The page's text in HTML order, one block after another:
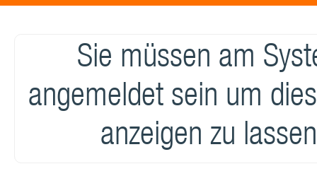
Sie müssen am
angemeldet sein um
anzeigen zu